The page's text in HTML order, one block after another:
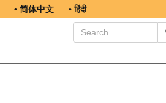
• 简体中文 • हिंदी